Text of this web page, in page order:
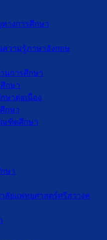
างการศึกษา
วามรู้ภาษาอังกฤษ
นการศึกษา
กษา
ษาต่อเนื่อง
กษา
ณฑิตศึกษา
ษา
ลัยแพทยศาสตร์ศรีสวางค